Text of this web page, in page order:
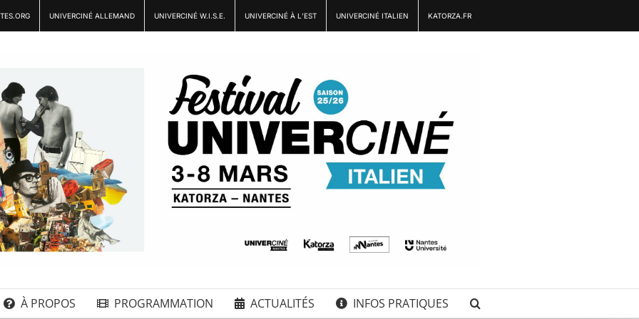
UNIVERCINÉ ALLEMAND UNIVERCINÉ W.I.S.E. UNIVERCINÉ À L’EST UNIVERCINÉ ITALIEN KATORZA.FR
À PROPOS PROGRAMMATION ACTUALITÉS INFOS PRATIQUES